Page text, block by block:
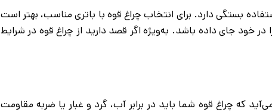
بستگی دارد. برای انتخاب چراغ قوه با باتری مناسب، بهتر است
خود جای داده باشد. به‌ویژه اگر قصد دارید از چراغ قوه در شرایط
که چراغ قوه شما باید در برابر آب، گرد و غبار یا ضربه مقاومت